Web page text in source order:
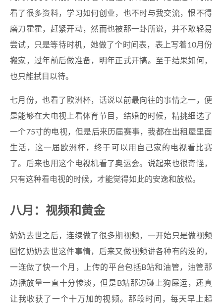
看了很多资料，学习如何创业，也不时与我交流，恨不得
磨刀霍霍，赶紧开动，然而也被那一卦所说，并不敢轻易
尝试，只是等待时机，她做了个时间表，表上写着10月份
搬家，过年前后做准备，明年正式开搞。至于结果如何，
也只能拭目以待。
七月份，也看了欧洲杯，话说以前最向往的事情之一，便
是能够在大电视上看体育节目，结婚的时候，精挑细选了
一个75寸的电视，但是后来历届赛事，我都在出租屋里面
生活，这一届欧洲杯，终于可以用自己家的电视看比赛
了。后来也用这个电视机看了奥运会。说起来也很奇怪，
只有这种看电视的时候，才能觉得如此的安逸和放松。
八月：视频和黄金
奶奶去世之后，连续做了很多期视频，一开始只是做视频
回忆奶奶去世这件事情，后来又做视频讲各种有的没的，
一连做了快一个月，上传的平台包括B站和油管，油管那
边播放量一直十分惨淡，但是B站那边碰上狗屎运，还真
让我收获了一个十万加的视频。那段时间，每天早上起